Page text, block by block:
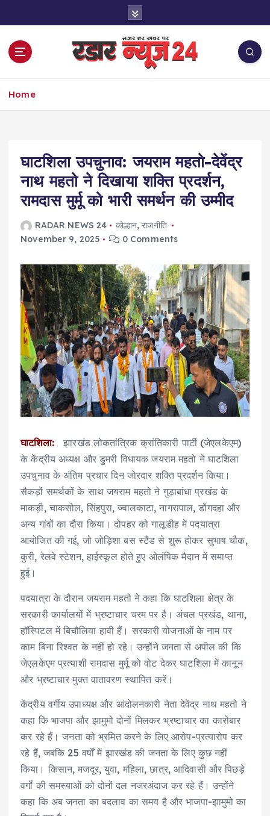
Home
घाटशिला उपचुनाव: जयराम महतो-देवेंद्र
नाथ महतो ने दिखाया शक्ति प्रदर्शन,
रामदास मुर्मू को भारी समर्थन की उम्मीद
RADAR NEWS 24 कोल्हान,राजनीति
November 9, 2025
0 Comments
घाटशिला:
झारखंड लोकतांत्रिक क्रांतिकारी पार्टी (जेएलकेएम)
के केंद्रीय अध्यक्ष और डुमरी विधायक जयराम महतो ने घाटशिला
उपचुनाव के अंतिम प्रचार दिन जोरदार शक्ति प्रदर्शन किया।
सैकड़ों समर्थकों के साथ जयराम महतो ने गुड़ाबांधा प्रखंड के
माकड़ी, चाकसोल, सिंहपुरा, ज्वालकाटा, नागरापाल, डोंगदहा और
अन्य गांवों का दौरा किया। दोपहर को गालूडीह में पदयात्रा
आयोजित की गई, जो जोड़िशा बस स्टैंड से शुरू होकर सुभाष चौक,
कुरी, रेलवे स्टेशन, हाईस्कूल होते हुए ओलंपिक मैदान में समाप्त
हुई।
पदयात्रा के दौरान जयराम महतो ने कहा कि घाटशिला क्षेत्र के
सरकारी कार्यालयों में भ्रष्टाचार चरम पर है। अंचल प्रखंड, थाना,
हॉस्पिटल में बिचौलिया हावी हैं। सरकारी योजनाओं के नाम पर
काम बिना रिश्वत के नहीं हो रहे। उन्होंने जनता से अपील की कि
जेएलकेएम प्रत्याशी रामदास मुर्मू को वोट देकर घाटशिला में कानून
और भ्रष्टाचार मुक्त वातावरण स्थापित करें।
केंद्रीय वर्गीय उपाध्यक्ष और आंदोलनकारी नेता देवेंद्र नाथ महतो ने
कहा कि भाजपा और झामुमो दोनों मिलकर भ्रष्टाचार का कारोबार
कर रहे हैं। जनता को भ्रमित करने के लिए आरोप-प्रत्यारोप कर
रहे हैं, जबकि 25 वर्षों में झारखंड की जनता के लिए कुछ नहीं
किया। किसान, मजदूर, युवा, महिला, छात्र, आदिवासी और पिछड़े
वर्गों की समस्याओं को दोनों दल नजरअंदाज कर रहे हैं। उन्होंने
कहा कि अब जनता का बदलाव का समय है और भाजपा-झामुमो का